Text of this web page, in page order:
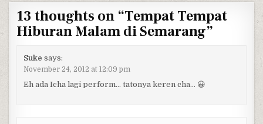
13 thoughts on “Tempat Tempat
Hiburan Malam di Semarang”
Suke says:
November 24, 2012 at 12:09 pm
Eh ada Icha lagi perform… tatonya keren cha… 😀